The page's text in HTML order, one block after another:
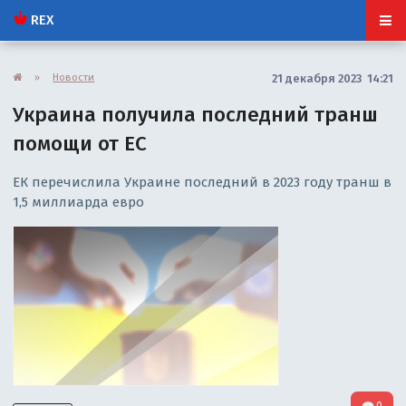
REX
» Новости 21 декабря 2023 14:21
Украина получила последний транш
помощи от ЕС
ЕК перечислила Украине последний в 2023 году транш в
1,5 миллиарда евро